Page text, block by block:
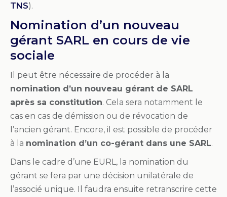
TNS).
Nomination d’un nouveau
gérant SARL en cours de vie
sociale
Il peut être nécessaire de procéder à la
nomination d’un nouveau gérant de SARL
après sa constitution. Cela sera notamment le
cas en cas de démission ou de révocation de
l’ancien gérant. Encore, il est possible de procéder
à la nomination d’un co-gérant dans une SARL.
Dans le cadre d’une EURL, la nomination du
gérant se fera par une décision unilatérale de
l’associé unique. Il faudra ensuite retranscrire cette